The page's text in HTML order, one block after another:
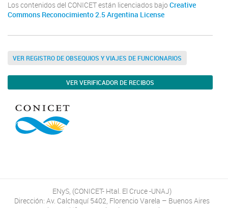
Los contenidos del CONICET están licenciados bajo Creative
Commons Reconocimiento 2.5 Argentina License
VER REGISTRO DE OBSEQUIOS Y VIAJES DE FUNCIONARIOS
VER VERIFICADOR DE RECIBOS
ENyS, (CONICET- Htal. El Cruce -UNAJ)
Dirección: Av. Calchaquí 5402, Florencio Varela – Buenos Aires